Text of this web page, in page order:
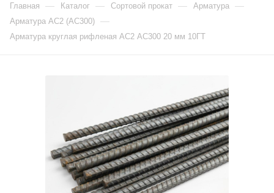
Главная — Каталог — Сортовой прокат — Арматура —
Арматура АС2 (АС300) —
Арматура круглая рифленая АС2 АС300 20 мм 10ГТ